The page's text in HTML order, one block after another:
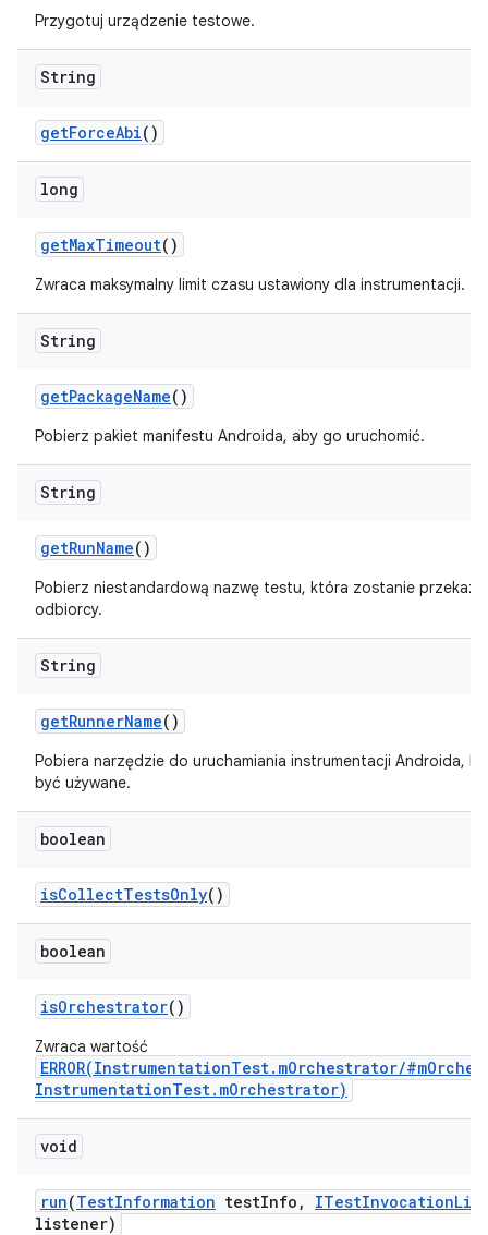
Przygotuj urządzenie testowe.
String
getForceAbi()
long
getMaxTimeout()
Zwraca maksymalny limit czasu ustawiony dla instrumentacji.
String
getPackageName()
Pobierz pakiet manifestu Androida, aby go uruchomić.
String
getRunName()
Pobierz niestandardową nazwę testu, która zostanie
odbiorcy.
String
getRunnerName()
Pobiera narzędzie do uruchamiania instrumentacji Androida,
być używane.
boolean
isCollectTestsOnly()
boolean
isOrchestrator()
Zwraca wartość
ERROR(InstrumentationTest.mOrchestrator/
InstrumentationTest.mOrchestrator)
void
run(TestInformation testInfo , ITestInvocation
listener)